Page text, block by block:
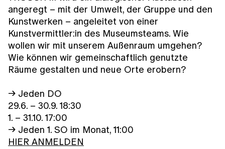
angeregt – mit der Umwelt, der Gruppe und den
Kunstwerken – angeleitet von einer
Kunstvermittler:in des Museumsteams. Wie
wollen wir mit unserem Außenraum umgehen?
Wie können wir gemeinschaftlich genutzte
Räume gestalten und neue Orte erobern?
→ Jeden DO
29.6. – 30.9. 18:30
1. – 31.10. 17:00
→ Jeden 1. SO im Monat, 11:00
HIER ANMELDEN